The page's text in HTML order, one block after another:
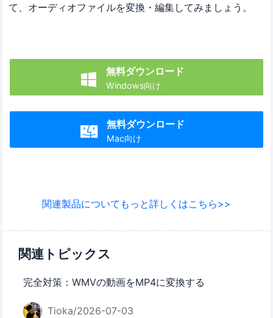
て、オーディオファイルを変換・編集してみましょう。

無料ダウンロード
Windows向け

無料ダウンロード
Mac向け
関連製品についてもっと詳しくはこちら>>
関連トピックス
完全対策：WMVの動画をMP4に変換する
Tioka/2026-07-03